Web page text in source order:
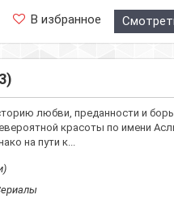
В избранное
любви, преданности и
красоты по имени
на пути к...